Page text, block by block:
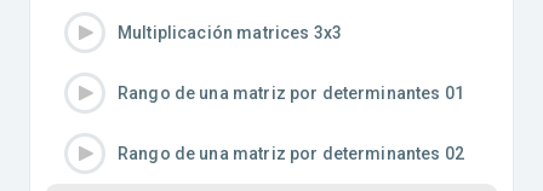
Multiplicación matrices 3x3
Rango de una matriz por determinantes 01
Rango de una matriz por determinantes 02